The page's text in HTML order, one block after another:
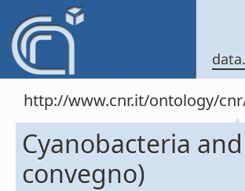
http://www.cnr.it/ontology/
Cyanobacteria
convegno)